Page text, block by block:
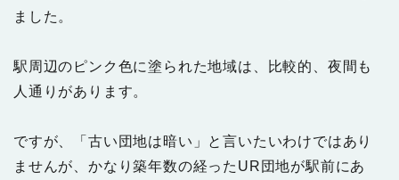
ました。
駅周辺のピンク色に塗られた地域は、比較的、夜間も
人通りがあります。
ですが、「古い団地は暗い」と言いたいわけではあり
ませんが、かなり築年数の経ったUR団地が駅前にあ